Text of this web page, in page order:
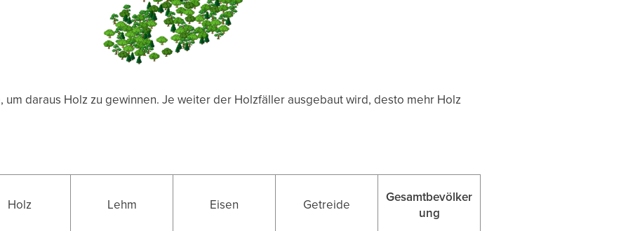
um daraus Holz zu gewinnen. Je weiter der Holzfäller ausgebaut wird, desto mehr Holz
Holz Lehm Eisen Getreide
Gesamtbevölker
ung